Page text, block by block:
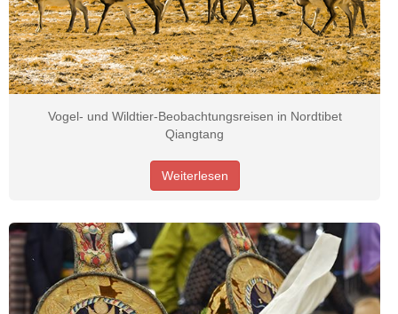
Vogel- und Wildtier-Beobachtungsreisen in Nordtibet
Qiangtang
Weiterlesen